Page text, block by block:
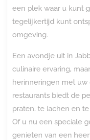
een plek waar u kunt
tegelijkertijd kunt
omgeving.
Een avondje uit in
culinaire ervaring,
herinneringen met uw
restaurants biedt de
praten, te lachen en
Of u nu een speciale
genieten van een